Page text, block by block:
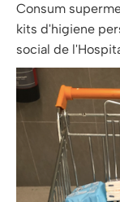
Consum
kits d'higiene
social de